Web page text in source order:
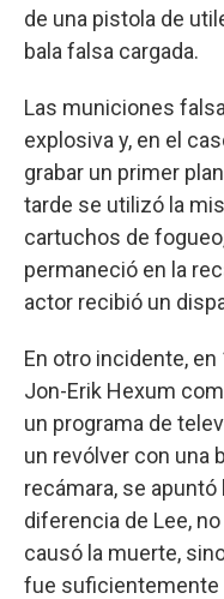
de una pistola de
bala falsa cargada.
Las municiones
explosiva y, en el
grabar un primer
tarde se utilizó la
cartuchos de
permaneció en la
actor recibió un
En otro incidente,
Jon-Erik Hexum
un programa de
un revólver con una
recámara, se apuntó
diferencia de Lee,
causó la muerte,
fue suficientemente